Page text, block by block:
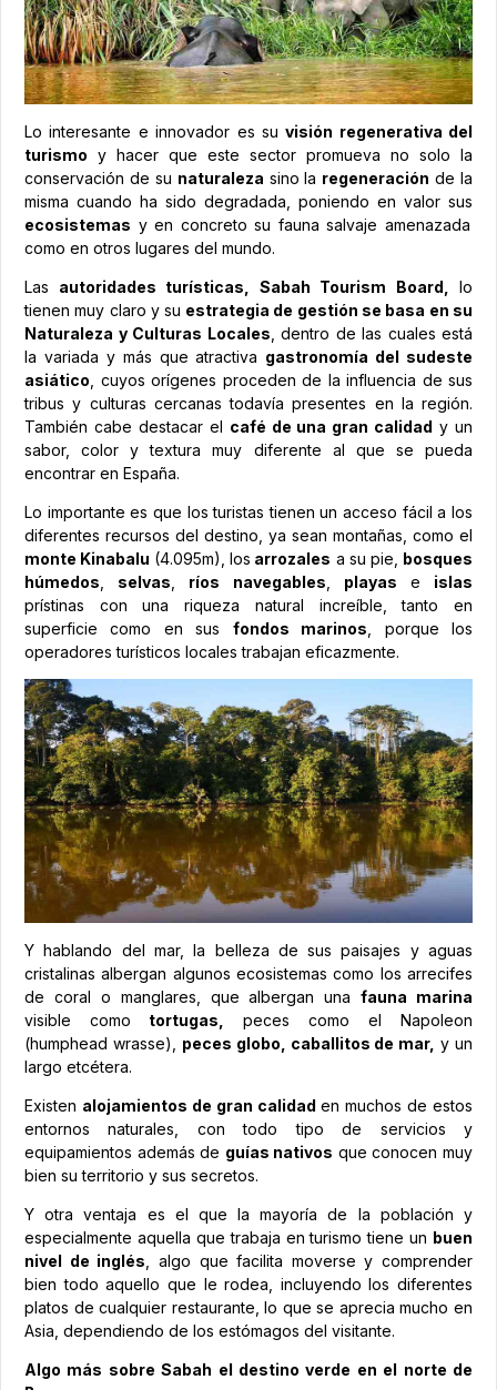
Lo interesante e innovador es suvisión regenerativa del
turismo y hacer que este sector promueva no solo la
conservación de su naturaleza sino la regeneración de la
misma cuando ha sido degradada, poniendo en valor sus
ecosistemas y en concreto su fauna salvaje amenazada
como en otros lugares del mundo.
Las autoridades turísticas, Sabah Tourism Board,
lo
tienen muy claro y su estrategia de gestión se basa en su
Naturaleza y Culturas Locales , dentro de las cuales está
la variada y más que atractiva gastronomía del sudeste
asiático , cuyos orígenes proceden de la influencia de sus
tribus y culturas cercanas todavía presentes en la región.
También cabe destacar el café de una gran calidad y un
sabor, color y textura muy diferente al que se pueda
encontrar en España.
Lo importante es que los turistas tienen un acceso fácil a los
diferentes recursos del destino, ya sean montañas, como el
monte Kinabalu (4.095m), los arrozales a su pie, bosques
húmedos
selvas ríos navegables playas e islas
prístinas con una riqueza natural increíble, tanto en
superficie como en sus fondos marinos , porque los
operadores turísticos locales trabajan eficazmente.
Y hablando del mar, la belleza de sus paisajes y aguas
cristalinas albergan algunos ecosistemas como los arrecifes
de coral o manglares, que albergan unafauna marina
visible como tortugas, peces como el Napoleon
(humphead wrasse), peces globo, caballitos de mar, y un
largo etcétera.
Existen alojamientos de gran calidad en muchos de estos
entornos naturales, con todo tipo de servicios y
equipamientos además de guías nativos que conocen muy
bien su territorio y sus secretos.
Y otra ventaja es el que la mayoría de la población y
especialmente aquella que trabaja en turismo tiene un buen
nivel de inglés, algo que facilita moverse y comprender
bien todo aquello que le rodea, incluyendo los diferentes
platos de cualquier restaurante, lo que se aprecia mucho en
Asia, dependiendo de los estómagos del visitante.
Algo más sobre Sabah el destino verde en el norte de